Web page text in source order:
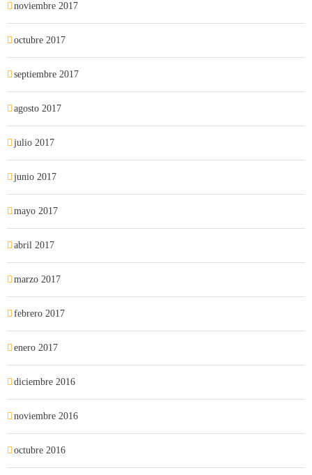
noviembre 2017
octubre 2017
septiembre 2017
agosto 2017
julio 2017
junio 2017
mayo 2017
abril 2017
marzo 2017
febrero 2017
enero 2017
diciembre 2016
noviembre 2016
octubre 2016